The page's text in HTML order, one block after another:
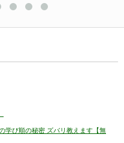
学び順の秘密 ズバリ教えます【無